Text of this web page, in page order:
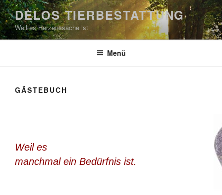
Zum
Inhalt
springen
DELOS TIERBESTATTUNG
Weil es Herzenssache ist
Menü
GÄSTEBUCH
Weil es
manchmal ein Bedürfnis ist.